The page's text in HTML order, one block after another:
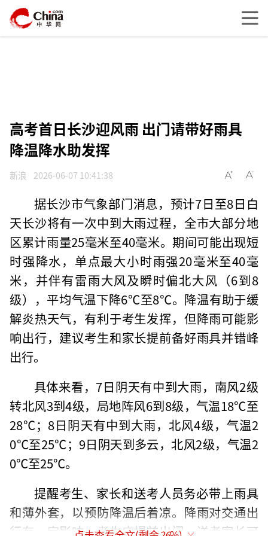
高考首日长沙迎风雨 出门请带好雨具
降温降水助发挥
新浪 2026-06-07 10:41:38
据长沙市气象部门消息，预计7日至8日白
天长沙将有一次中到大雨过程，全市大部分地
区累计雨量25毫米至40毫米。期间可能出现短
时强降水，单点最大小时雨强20毫米至40毫
米，并伴有雷雨大风及瞬时偏北大风（6到8
级），平均气温下降6℃至8℃。降温有助于缓
解炎热天气，有利于考生发挥，但降雨可能影
响出行，建议考生和家长提前备好雨具并错峰
出行。
具体来看，7日阴天有中到大雨，南风2级
转北风3到4级，局地阵风6到8级，气温18℃至
28℃；8日阴天有中到大雨，北风4级，气温2
0℃至25℃；9日阴天到多云，北风2级，气温2
0℃至25℃。
提醒考生、家长和送考人员务必带上雨具
和薄外套，以预防降温后着凉。降雨对交通出
行有一定影响，考生应提前出门，送考家长可